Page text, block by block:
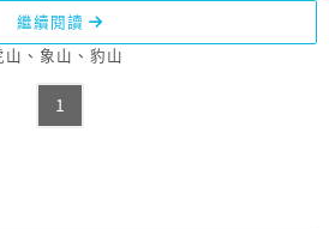
繼續閱讀
山 、 象山 、 豹山
1